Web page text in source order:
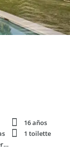
16 años
1 toilette
966 m² terren.